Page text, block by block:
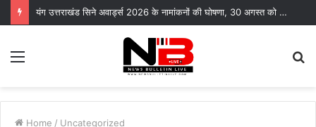
समस्याओं का समाधान नहीं हुआ तो आंदोलन करेंगे पेयजल निगम के सेवानिवृत्त कर्मचारी
Menu
Home / Uncategorized